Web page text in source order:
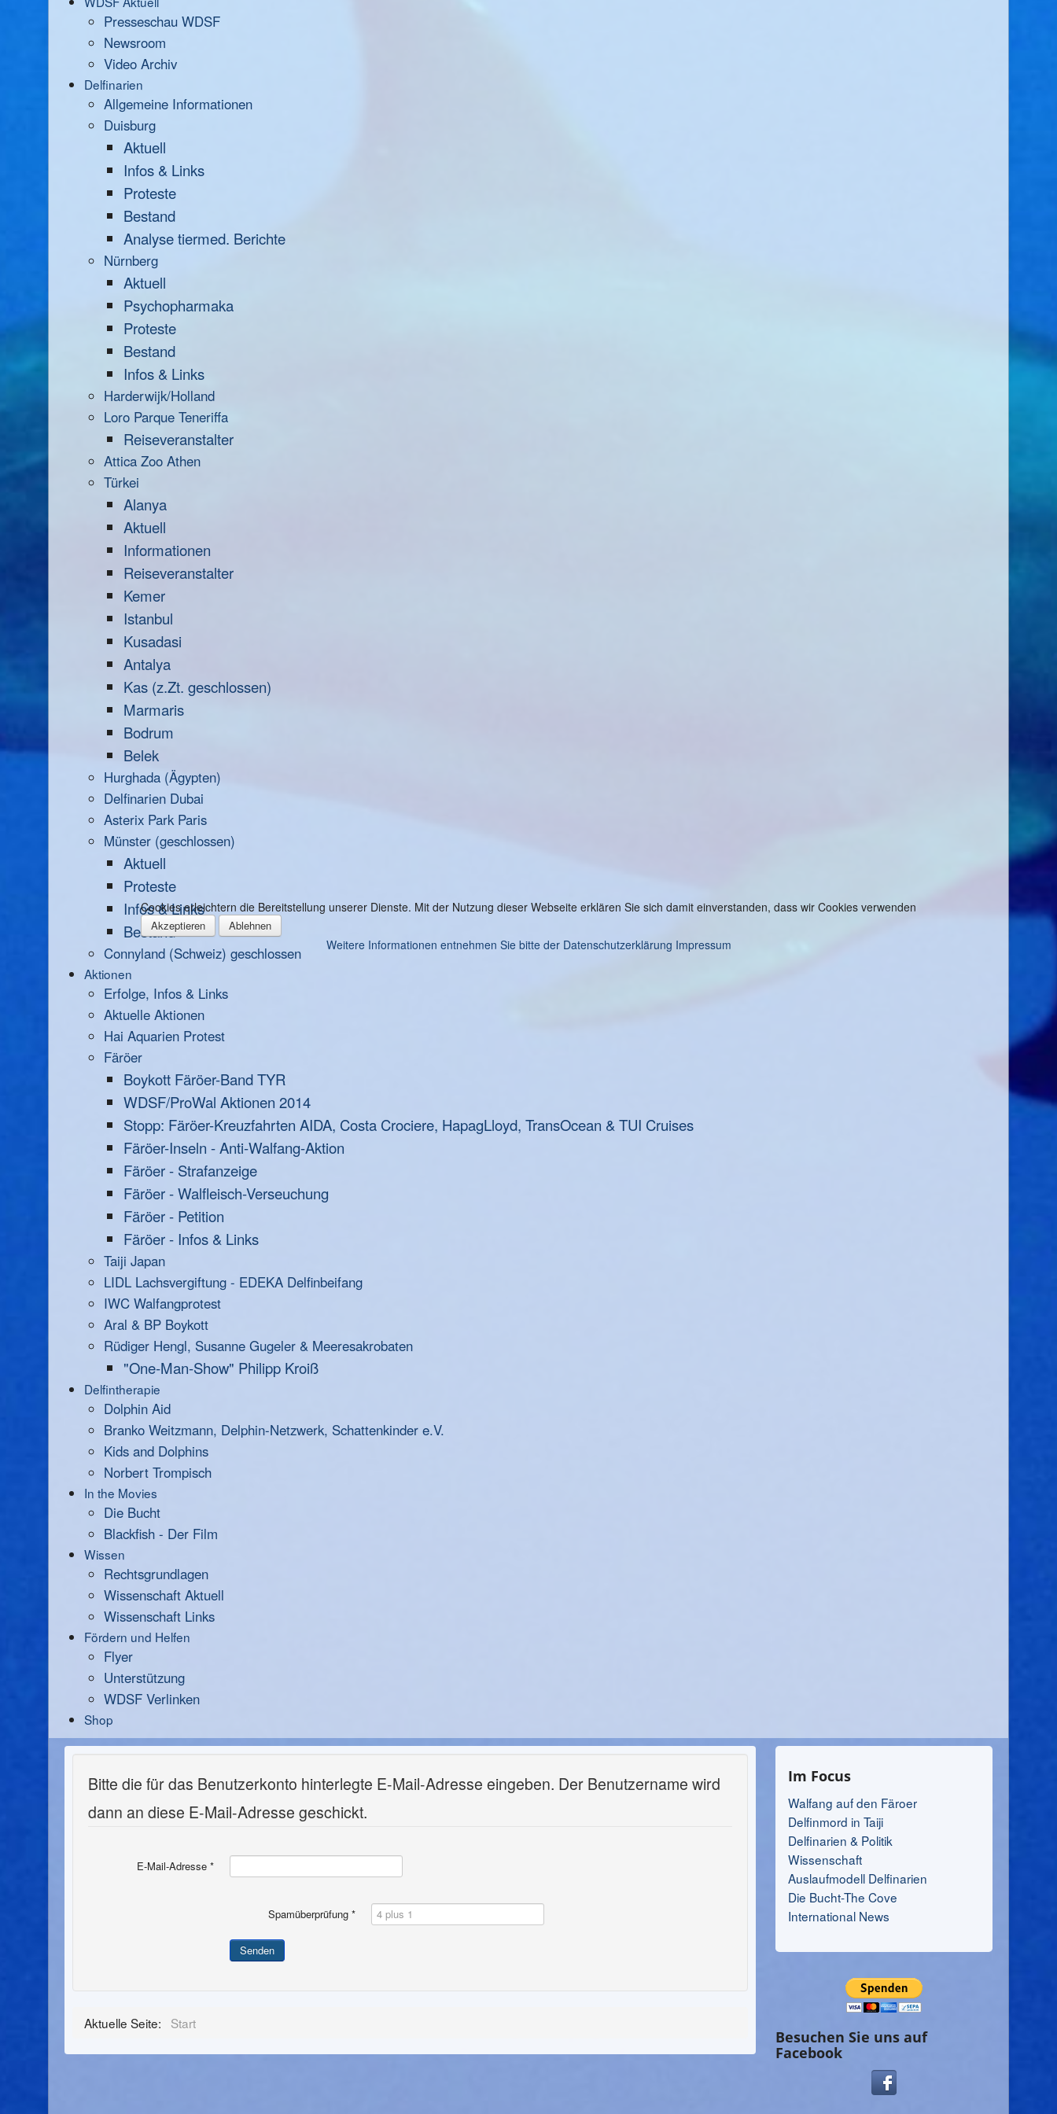
Presseschau WDSF
Newsroom
Video Archiv
Delfinarien
Allgemeine Informationen
Duisburg
Aktuell
Infos & Links
Proteste
Bestand
Analyse tiermed. Berichte
Nürnberg
Aktuell
Psychopharmaka
Proteste
Bestand
Infos & Links
Harderwijk/Holland
Loro Parque Teneriffa
Reiseveranstalter
Attica Zoo Athen
Türkei
Alanya
Aktuell
Informationen
Reiseveranstalter
Kemer
Istanbul
Kusadasi
Antalya
Kas (z.Zt. geschlossen)
Marmaris
Bodrum
Belek
Hurghada (Ägypten)
Delfinarien Dubai
Asterix Park Paris
Münster (geschlossen)
Aktuell
Proteste
Infos & Links
Bestand
Connyland (Schweiz) geschlossen
Aktionen
Erfolge, Infos & Links
Aktuelle Aktionen
Hai Aquarien Protest
Färöer
Boykott Färöer-Band TYR
WDSF/ProWal Aktionen 2014
Stopp: Färöer-Kreuzfahrten AIDA, Costa Crociere, HapagLloyd, TransOcean & TUI Cruises
Färöer-Inseln - Anti-Walfang-Aktion
Färöer - Strafanzeige
Färöer - Walfleisch-Verseuchung
Färöer - Petition
Färöer - Infos & Links
Taiji Japan
LIDL Lachsvergiftung - EDEKA Delfinbeifang
IWC Walfangprotest
Aral & BP Boykott
Rüdiger Hengl, Susanne Gugeler & Meeresakrobaten
"One-Man-Show" Philipp Kroiß
Delfintherapie
Dolphin Aid
Branko Weitzmann, Delphin-Netzwerk, Schattenkinder e.V.
Kids and Dolphins
Norbert Trompisch
In the Movies
Die Bucht
Blackfish - Der Film
Wissen
Rechtsgrundlagen
Wissenschaft Aktuell
Wissenschaft Links
Fördern und Helfen
Flyer
Unterstützung
WDSF Verlinken
Shop
Bitte die für das Benutzerkonto hinterlegte E-Mail-Adresse eingeben. Der Benutzername wird
dann an diese E-Mail-Adresse geschickt.
E-Mail-Adresse *
Spamüberprüfung *
Senden
Aktuelle Seite: Start
Im Focus
Walfang auf den Färoer
Delfinmord in Taiji
Delfinarien & Politik
Wissenschaft
Auslaufmodell Delfinarien
Die Bucht-The Cove
International News
Besuchen Sie uns auf
Facebook
Cookies erleichtern die Bereitstellung unserer Dienste. Mit der Nutzung dieser Webseite erklären Sie sich damit einverstanden, dass wir Cookies verwenden
Akzeptieren Ablehnen
Weitere Informationen entnehmen Sie bitte der Datenschutzerklärung Impressum